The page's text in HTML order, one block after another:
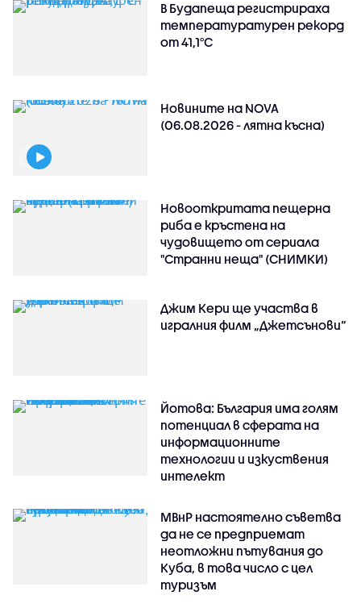
В Будапеща регистрираха
температуратурен рекорд
от 41,1°C
Новините на NOVA
(06.08.2026 - лятна късна)
Новооткритата пещерна
риба е кръстена на
чудовището от сериала
"Странни неща" (СНИМКИ)
Джим Кери ще участва в
игралния филм „Джетсънови“
Йотова: България има голям
потенциал в сферата на
информационните
технологии и изкуствения
интелект
МВнР настоятелно съветва
да не се предприемат
неотложни пътувания до
Куба, в това число с цел
туризъм